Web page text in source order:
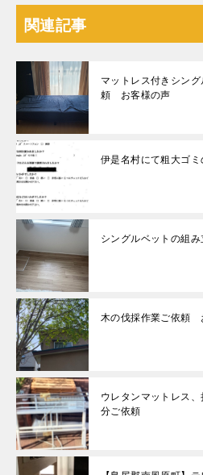
関連記事
マットレス付きシン
頼 お客様の声
伊是名村にて粗大ゴ
シングルベットの組
木の伐採作業ご依頼
ウレタンマットレス
分ご依頼